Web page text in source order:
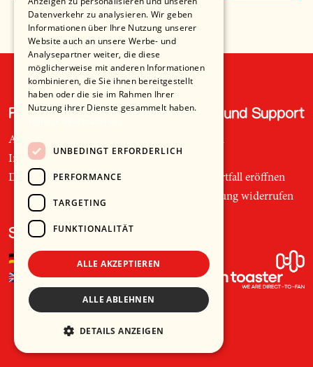
Recht und Ordnung
AGB
Impressum
Datenschutz
Hilfe und Support
Telefon
Supportfall eröffnen
Bestellung widerrufen
Sprache
🇩🇪
Deutsch
🇬🇧
Englisch
Datenverkehr zu analysieren. Wir geben
Informationen über Ihre Nutzung unserer
Website auch an unsere Werbe- und
Analysepartner weiter, die diese
möglicherweise mit anderen Informationen
kombinieren, die Sie ihnen bereitgestellt
haben oder die sie im Rahmen Ihrer
Nutzung ihrer Dienste gesammelt haben.
UNBEDINGT ERFORDERLICH
PERFORMANCE
TARGETING
FUNKTIONALITÄT
ALLE AKZEPTIEREN
ALLE ABLEHNEN
DETAILS ANZEIGEN